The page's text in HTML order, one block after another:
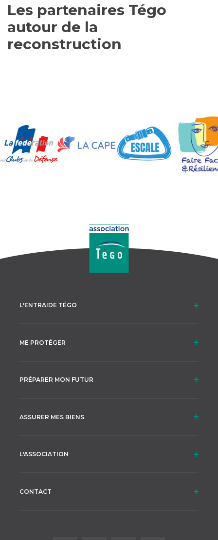
Les partenaires Tégo
autour de la
reconstruction
L'ENTRAIDE TÉGO
ME PROTÉGER
PRÉPARER MON FUTUR
ASSURER MES BIENS
L'ASSOCIATION
CONTACT